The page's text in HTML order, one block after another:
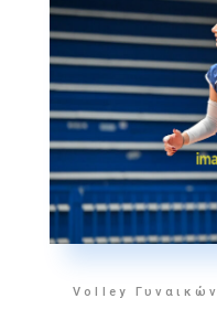
Volley Γυναικών